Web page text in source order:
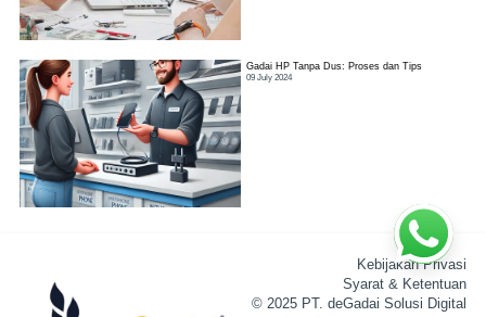
Gadai HP Tanpa Dus: Proses dan Tips
09 July 2024
Kebijakan Privasi
Syarat & Ketentuan
© 2025 PT. deGadai Solusi Digital